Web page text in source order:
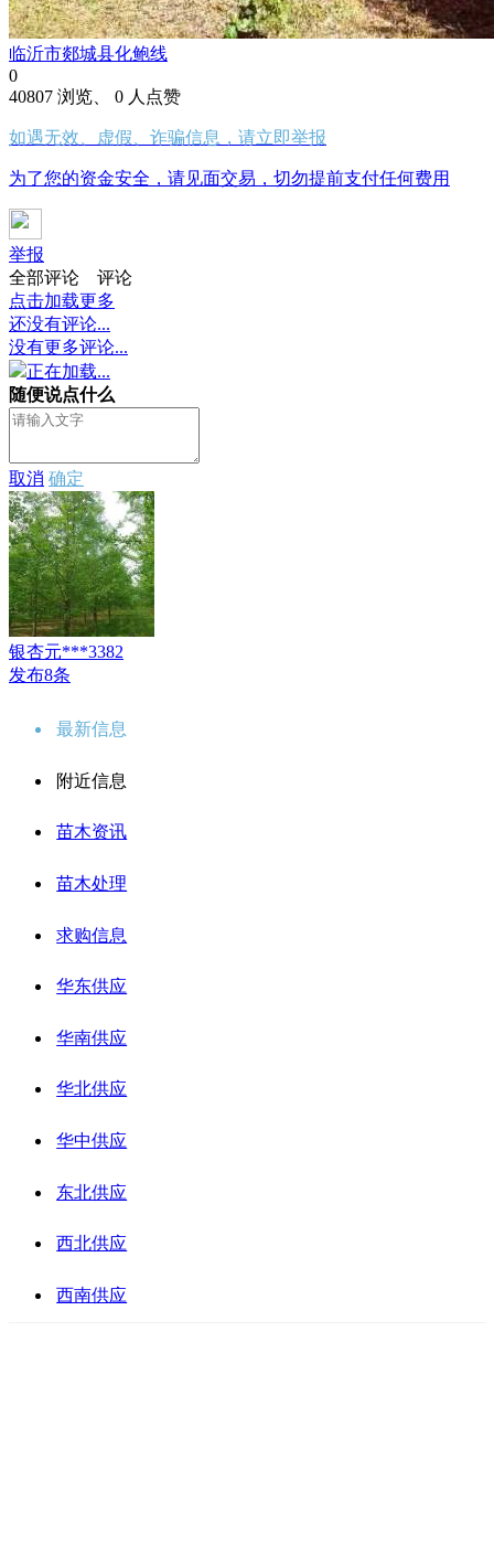
临沂市郯城县化鲍线
0
40807 浏览、 0 人点赞
如遇无效、虚假、诈骗信息，请立即举报
为了您的资金安全，请见面交易，切勿提前支付任何费用
举报
全部评论
评论
点击加载更多
还没有评论...
没有更多评论...
正在加载...
随便说点什么
取消 确定
银杏元***3382
发布8条
最新信息
附近信息
苗木资讯
苗木处理
求购信息
华东供应
华南供应
华北供应
华中供应
东北供应
西北供应
西南供应